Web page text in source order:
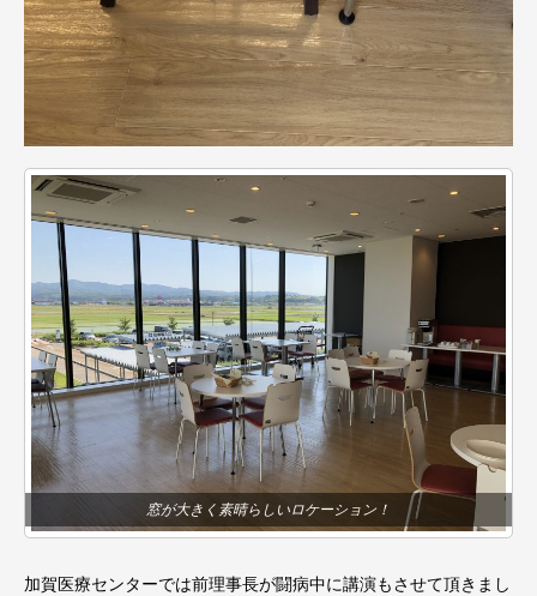
窓が大きく素晴らしいロケーション！
加賀医療センターでは前理事長が闘病中に講演もさせて頂きまし